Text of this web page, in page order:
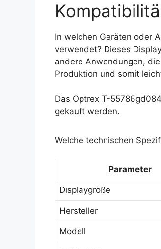
In welchen Geräten oder
verwendet? Dieses
andere Anwendungen,
Produktion und somit
Das Optrex T-
gekauft werden.
Welche technischen
Parameter
Displaygröße
Hersteller
Modell